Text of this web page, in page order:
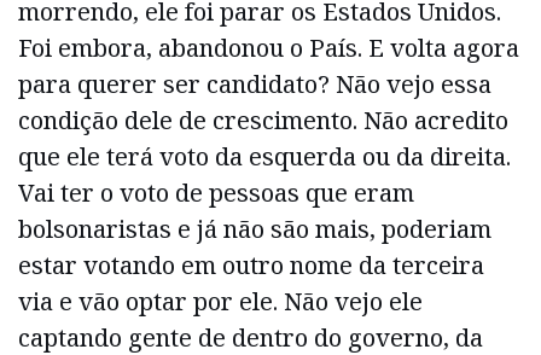
morrendo, ele foi parar os Estados Unidos.
Foi embora, abandonou o País. E volta agora
para querer ser candidato? Não vejo essa
condição dele de crescimento. Não acredito
que ele terá voto da esquerda ou da direita.
Vai ter o voto de pessoas que eram
bolsonaristas e já não são mais, poderiam
estar votando em outro nome da terceira
via e vão optar por ele. Não vejo ele
captando gente de dentro do governo, da